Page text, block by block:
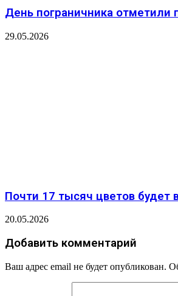
День пограничника
29.05.2026
Почти 17 тысяч цветов будет
20.05.2026
Добавить комментарий
Ваш адрес email не будет опубликован.